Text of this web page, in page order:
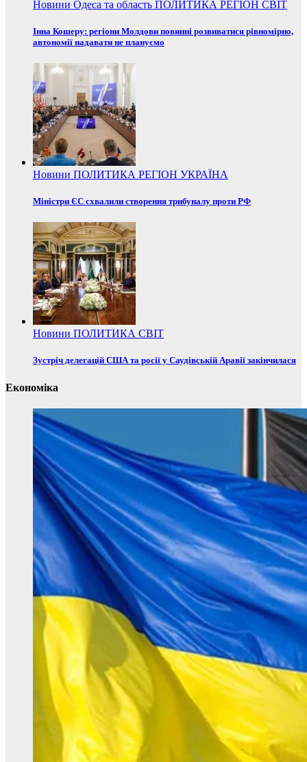
Новини Одеса та область ПОЛИТИКА РЕГІОН СВІТ
Інна Кошеру: регіони Молдови повинні розвиватися рівномірно,
автономії надавати не плануємо
Новини ПОЛИТИКА РЕГІОН УКРАЇНА
Міністри ЄС схвалили створення трибуналу проти РФ
Новини ПОЛИТИКА СВІТ
Зустріч делегацій США та росії у Саудівській Аравії закінчилася
Економіка